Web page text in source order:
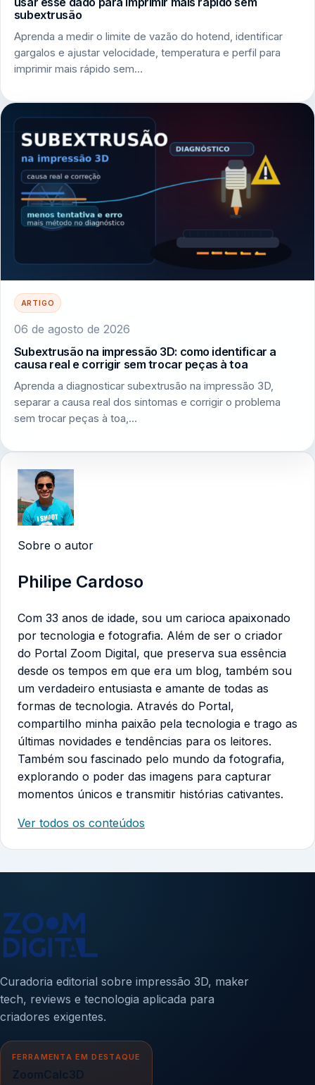
subextrusão
Aprenda a medir o limite de vazão do hotend, identificar
gargalos e ajustar velocidade, temperatura e perfil para
imprimir mais rápido sem…
ARTIGO
06 de agosto de 2026
Subextrusão na impressão 3D: como identificar a
causa real e corrigir sem trocar peças à toa
Aprenda a diagnosticar subextrusão na impressão 3D,
separar a causa real dos sintomas e corrigir o problema
sem trocar peças à toa,…
Sobre o autor
Philipe Cardoso
Com 33 anos de idade, sou um carioca apaixonado
por tecnologia e fotografia. Além de ser o criador
do Portal Zoom Digital, que preserva sua essência
desde os tempos em que era um blog, também sou
um verdadeiro entusiasta e amante de todas as
formas de tecnologia. Através do Portal,
compartilho minha paixão pela tecnologia e trago as
últimas novidades e tendências para os leitores.
Também sou fascinado pelo mundo da fotografia,
explorando o poder das imagens para capturar
momentos únicos e transmitir histórias cativantes.
Ver todos os conteúdos
Curadoria editorial sobre impressão 3D, maker
tech, reviews e tecnologia aplicada para
criadores exigentes.
FERRAMENTA EM DESTAQUE
ZoomCalc3D